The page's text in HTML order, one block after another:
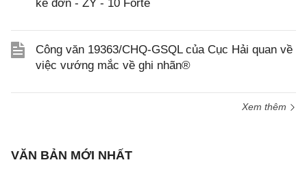
kê đơn - ZY - 10 Forte
Công văn 19363/CHQ-GSQL của Cục Hải quan về
việc vướng mắc về ghi nhãn®
Xem thêm
VĂN BẢN MỚI NHẤT